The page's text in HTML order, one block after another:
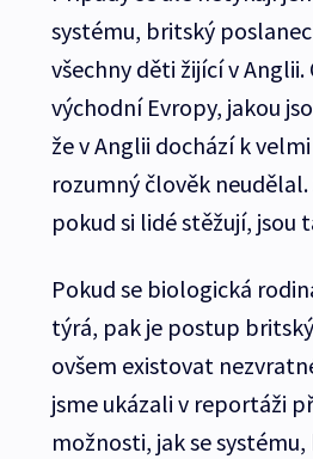
systému, britský
všechny děti žijící v
východní Evropy, jakou
že v Anglii dochází k
rozumný člověk
pokud si lidé stěžují, jsou
Pokud se biologická
týrá, pak je postup
ovšem existovat
jsme ukázali v reportáži
možnosti, jak se